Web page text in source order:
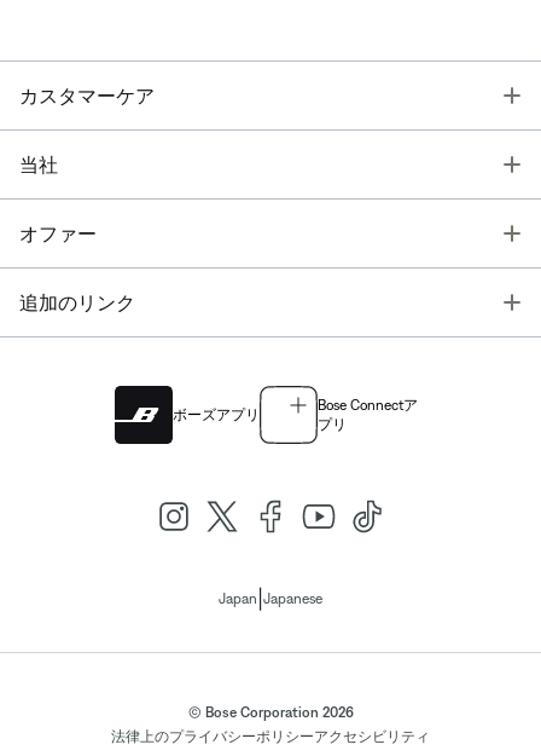
カスタマーケア
当社
オファー
追加のリンク
ボーズアプリ
Bose Connectア
プリ
Japan Japanese
© Bose Corporation 2026
法律上のプライバシーポリシーアクセシビリティ